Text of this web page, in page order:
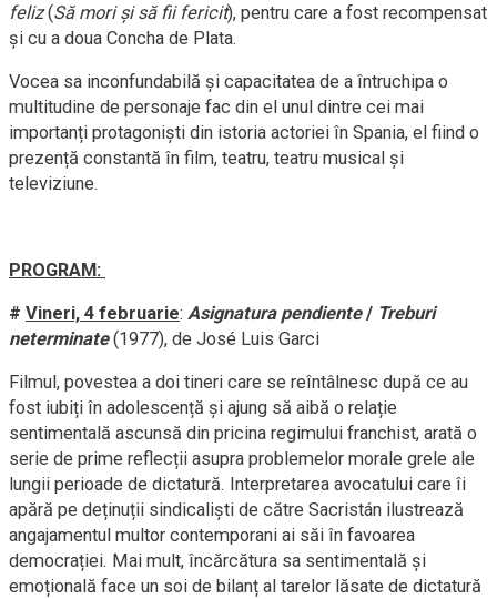
feliz(Să mori și să fii fericit), pentru care a fost recompensat
și cu a doua Concha de Plata.
Vocea sa inconfundabilă și capacitatea de a întruchipa o
multitudine de personaje fac din el unul dintre cei mai
importanți protagoniști din istoria actoriei în Spania, el fiind o
prezență constantă în film, teatru, teatru musical și
televiziune.
PROGRAM:
# Vineri, 4 februarie: Asignatura pendiente/ Treburi
neterminate(1977), de José Luis Garci
Filmul, povestea a doi tineri care se reîntâlnesc după ce au
fost iubiți în adolescență și ajung să aibă o relație
sentimentală ascunsă din pricina regimului franchist, arată o
serie de prime reflecții asupra problemelor morale grele ale
lungii perioade de dictatură. Interpretarea avocatului care îi
apără pe deținuții sindicaliști de către Sacristán ilustrează
angajamentul multor contemporani ai săi în favoarea
democrației. Mai mult, încărcătura sa sentimentală și
emoțională face un soi de bilanț al tarelor lăsate de dictatură